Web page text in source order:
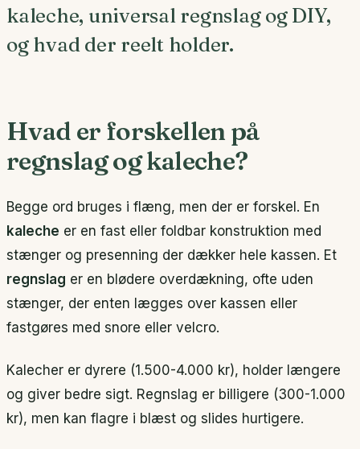
kaleche, universal regnslag og DIY,
og hvad der reelt holder.
Hvad er forskellen på
regnslag og kaleche?
Begge ord bruges i flæng, men der er forskel. En
kaleche er en fast eller foldbar konstruktion med
stænger og presenning der dækker hele kassen. Et
regnslag er en blødere overdækning, ofte uden
stænger, der enten lægges over kassen eller
fastgøres med snore eller velcro.
Kalecher er dyrere (1.500-4.000 kr), holder længere
og giver bedre sigt. Regnslag er billigere (300-1.000
kr), men kan flagre i blæst og slides hurtigere.